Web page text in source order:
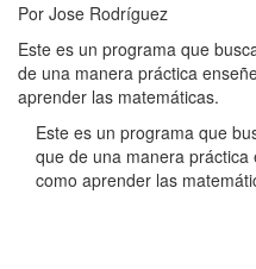
Por Jose Rodríguez
Este es un programa que
de una manera práctica
aprender las matemáticas.
Este es un programa que
que de una manera
como aprender las